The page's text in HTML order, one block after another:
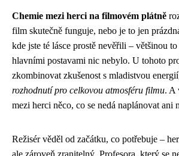
Chemie mezi herci na filmovém plátně
film skutečně funguje, nebo je to jen
kde jste té lásce prostě nevěřili – většinou
hlavními postavami nic nebylo. U tohoto
zkombinovat zkušenost s mladistvou
rozhodnutí pro celkovou atmosféru filmu. A
mezi herci něco, co se nedá naplánovat ani
Režisér věděl od začátku, co potřebuje –